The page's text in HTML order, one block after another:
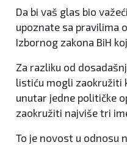
Da bi vaš glas bio
upoznate sa pravilima
Izbornog zakona BiH
Za razliku od
listiću mogli zaokružiti
unutar jedne političke
zaokružiti najviše tri
To je novost u odnosu